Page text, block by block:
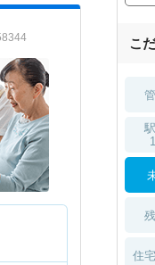
こ
住